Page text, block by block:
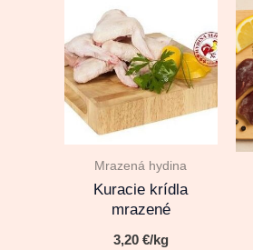
Mrazená hydina
Kuracie krídla
mrazené
3,20 €/kg